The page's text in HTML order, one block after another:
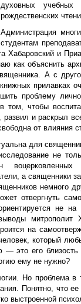
духовных учебных
рождественских
Администрация
студентам
Хабаровский и
как объяснить
А с
прилавках
проблему
том, чтобы
развил и раскрыл
от влияния
для
не
а священники
немного
отвергнуть
не
митрополит
на
который
— это его
ему не нужно?
Но проблема
Понятно, что
выстроенной